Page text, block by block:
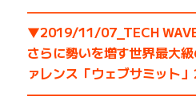
▼2019/11/07_TECH
さらに勢いを増す世界最大
ァレンス「ウェブサミット